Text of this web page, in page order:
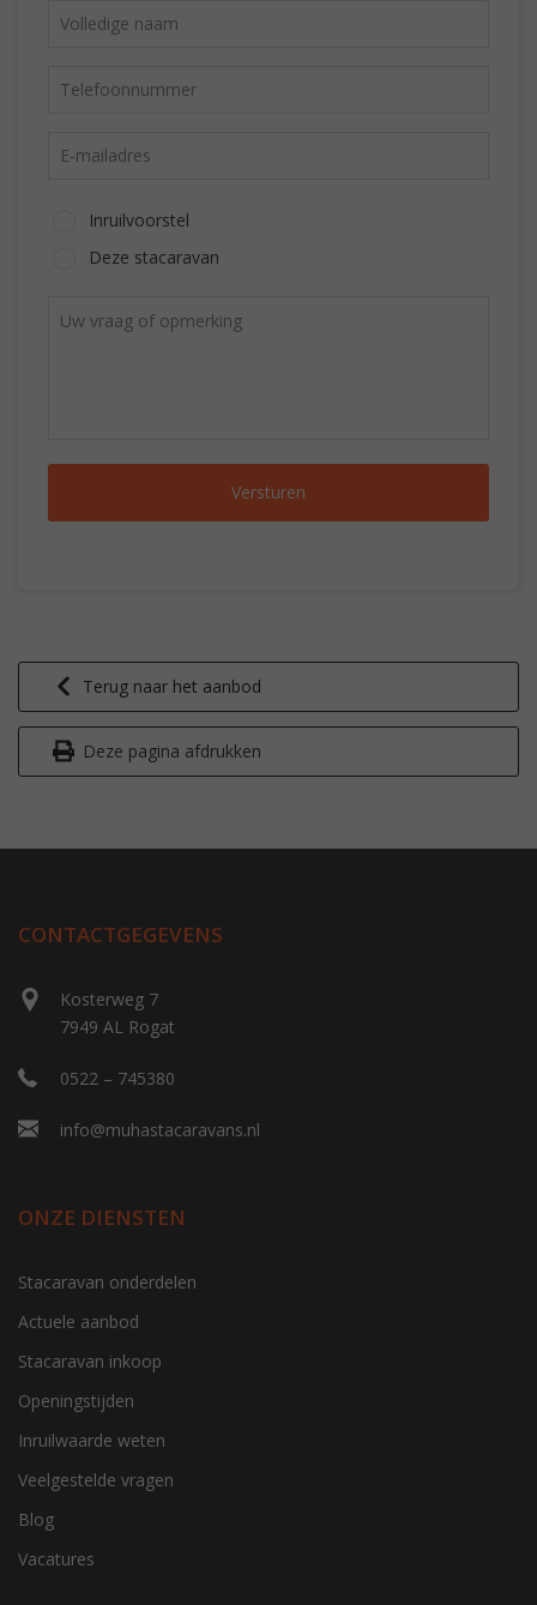
Inruilvoorstel
Deze stacaravan
Terug naar het aanbod
Deze pagina afdrukken
CONTACTGEGEVENS
Kosterweg 7
7949 AL Rogat
0522 – 745380
info@muhastacaravans.nl
ONZE DIENSTEN
Stacaravan onderdelen
Actuele aanbod
Stacaravan inkoop
Openingstijden
Inruilwaarde weten
Veelgestelde vragen
Blog
Vacatures